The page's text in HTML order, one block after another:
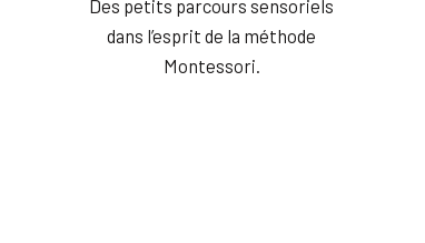
Des petits parcours sensoriels
dans l’esprit de la méthode
Montessori.